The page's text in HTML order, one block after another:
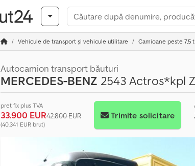
Vehicule de transport şi vehicule utilitare Camioane peste 7,5 t
Autocamion transport băuturi
MERCEDES-BENZ 2543 Actros*kpl
preț fix plus TVA
33.900 EUR42.800 EUR
(40.341 EUR brut)
Trimite solicitare